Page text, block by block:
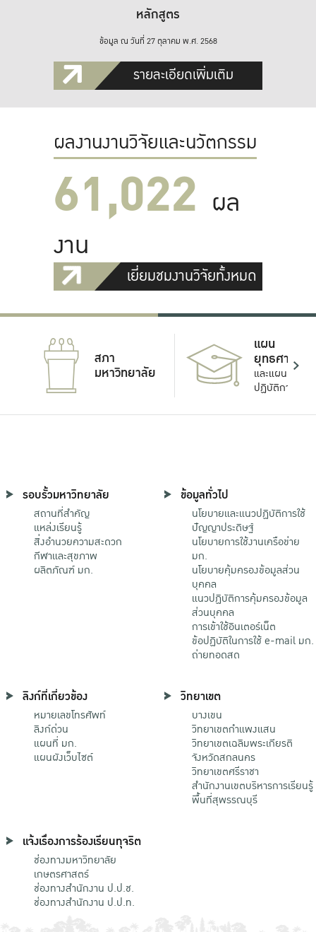
หลักสูตร
ข้อมูล ณ วันที่ 27 ตุลาคม พ.ศ. 2568
รายละเอียดเพิ่มเติม
ผลงานงานวิจัยและนวัตกรรม
61,022 ผล
งาน
เยี่ยมชมงานวิจัยทั้งหมด
สภา
มหาวิทยาลัย
แผน
ยุทธศาสตร์
และแผน
ปฏิบัติการ
รอบรั้วมหาวิทยาลัย
สถานที่สำคัญ
แหล่งเรียนรู้
สิ่งอำนวยความสะดวก
กีฬาและสุขภาพ
ผลิตภัณฑ์ มก.
ข้อมูลทั่วไป
นโยบายและแนวปฏิบัติการใช้
ปัญญาประดิษฐ์
นโยบายการใช้งานเครือข่าย
มก.
นโยบายคุ้มครองข้อมูลส่วน
บุคคล
แนวปฏิบัติการคุ้มครองข้อมูล
ส่วนบุคคล
การเข้าใช้อินเตอร์เน็ต
ข้อปฏิบัติในการใช้ e-mail มก.
ถ่ายทอดสด
ลิงก์ที่เกี่ยวข้อง
หมายเลขโทรศัพท์
ลิงก์ด่วน
แผนที่ มก.
แผนผังเว็บไซต์
วิทยาเขต
บางเขน
วิทยาเขตกําแพงแสน
วิทยาเขตเฉลิมพระเกียรติ
จังหวัดสกลนคร
วิทยาเขตศรีราชา
สำนักงานเขตบริหารการเรียนรู้
พื้นที่สุพรรณบุรี
แจ้งเรื่องการร้องเรียนทุจริต
ช่องทางมหาวิทยาลัย
เกษตรศาสตร์
ช่องทางสำนักงาน ป.ป.ช.
ช่องทางสำนักงาน ป.ป.ท.